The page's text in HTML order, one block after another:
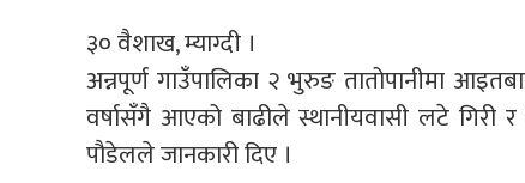
३० वैशाख, म्याग्दी ।
अन्नपूर्ण गाउँपालिका २ भुरुङ तातोपानीमा
वर्षासँगै आएको बाढीले स्थानीयवासी लटे गिरी
पौडेलले जानकारी दिए ।